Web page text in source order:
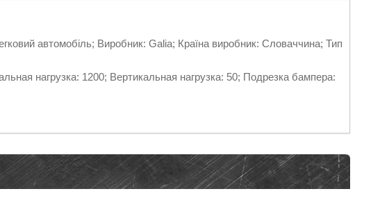
автомобіль; Виробник: Galia; Країна виробник: Словаччина; Тип
нагрузка: 1200; Вертикальная нагрузка: 50; Подрезка бампера: